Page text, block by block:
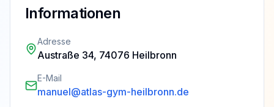
Informationen
Adresse
Austraße 34, 74076 Heilbronn
E-Mail
manuel@atlas-gym-heilbronn.de